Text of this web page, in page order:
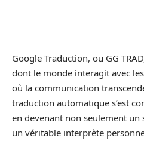
Google Traduction, ou GG
dont le monde interagit avec
où la communication
traduction automatique s’est
en devenant non seulement
un véritable interprète